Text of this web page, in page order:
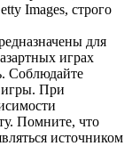
Images, строго
для
играх
Соблюдайте
игры. При
Помните, что
источником